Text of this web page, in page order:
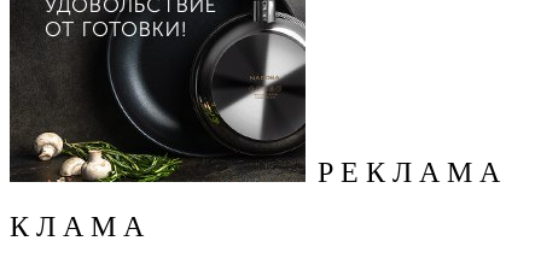
Р Е К Л А М А
К Л А М А